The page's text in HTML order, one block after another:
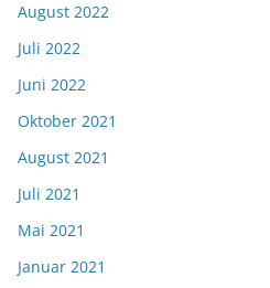
August 2022
Juli 2022
Juni 2022
Oktober 2021
August 2021
Juli 2021
Mai 2021
Januar 2021